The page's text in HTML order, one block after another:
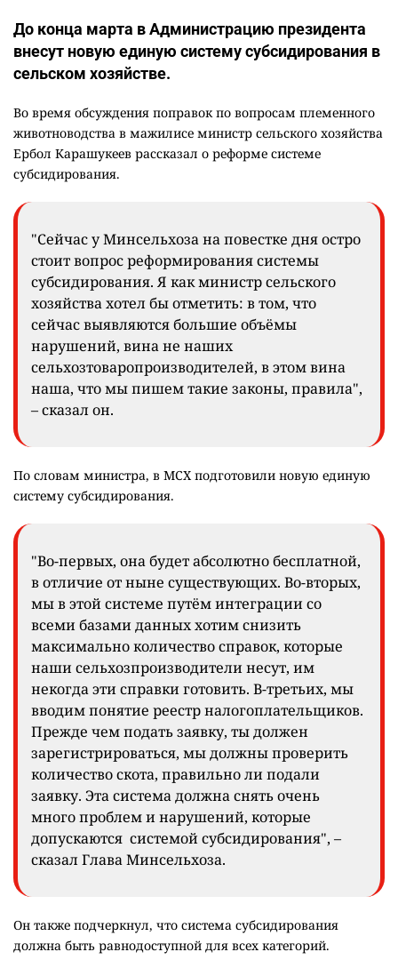
До конца марта в Администрацию президента
внесут новую единую систему субсидирования в
сельском хозяйстве.
Во время обсуждения поправок по вопросам племенного
животноводства в мажилисе министр сельского хозяйства
Ербол Карашукеев рассказал о реформе системе
субсидирования.
"Сейчас у Минсельхоза на повестке дня остро
стоит вопрос реформирования системы
субсидирования. Я как министр сельского
хозяйства хотел бы отметить: в том, что
сейчас выявляются большие объёмы
нарушений, вина не наших
сельхозтоваропроизводителей, в этом вина
наша, что мы пишем такие законы, правила",
– сказал он.
По словам министра, в МСХ подготовили новую единую
систему субсидирования.
"Во-первых, она будет абсолютно бесплатной,
в отличие от ныне существующих. Во-вторых,
мы в этой системе путём интеграции со
всеми базами данных хотим снизить
максимально количество справок, которые
наши сельхозпроизводители несут, им
некогда эти справки готовить. В-третьих, мы
вводим понятие реестр налогоплательщиков.
Прежде чем подать заявку, ты должен
зарегистрироваться, мы должны проверить
количество скота, правильно ли подали
заявку. Эта система должна снять очень
много проблем и нарушений, которые
допускаются системой субсидирования", –
сказал Глава Минсельхоза.
Он также подчеркнул, что система субсидирования
должна быть равнодоступной для всех категорий.